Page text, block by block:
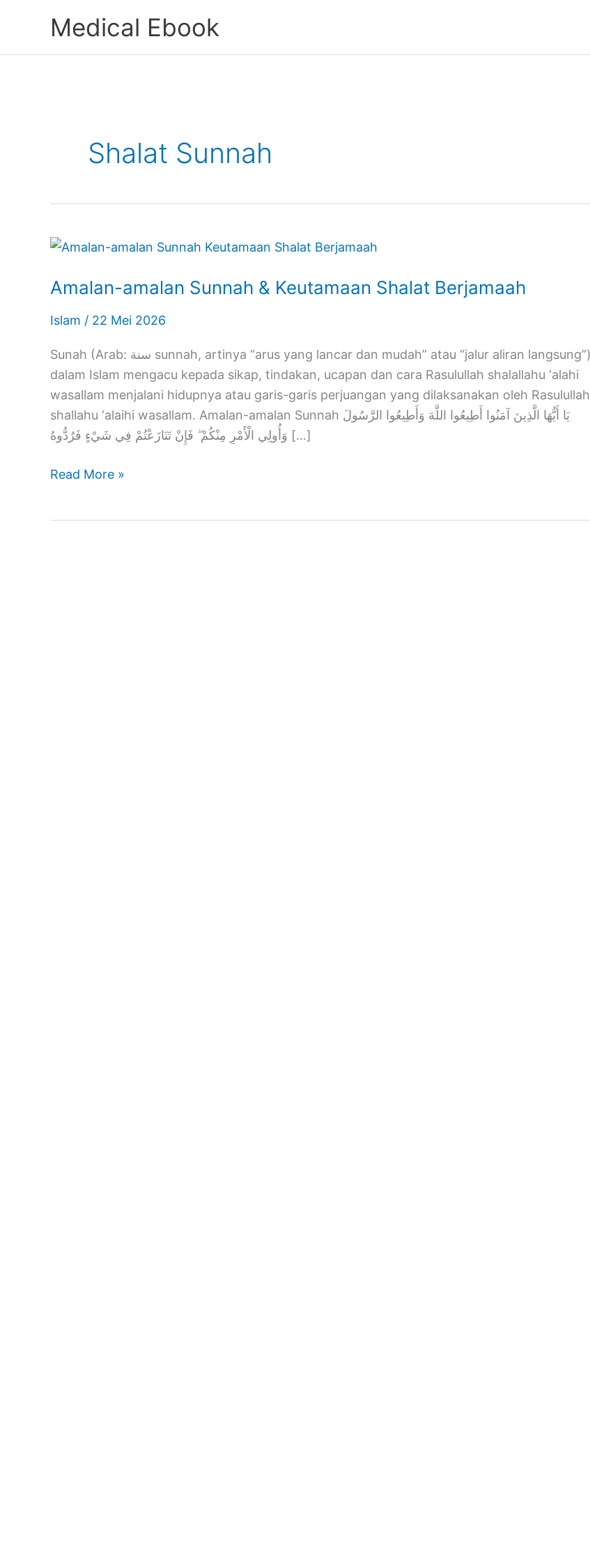
Medical Ebook
Shalat Sunnah
Amalan-amalan Sunnah & Keutamaan Shalat Berjamaah
Islam / 22 Mei 2026
Sunah (Arab: سنة sunnah, artinya “arus yang lancar dan mudah” atau “jalur aliran langsung”)
dalam Islam mengacu kepada sikap, tindakan, ucapan dan cara Rasulullah shalallahu ‘alahi
wasallam menjalani hidupnya atau garis-garis perjuangan yang dilaksanakan oleh Rasulullah
shallahu ‘alaihi wasallam. Amalan-amalan Sunnah يَا أَيُّهَا الَّذِينَ آمَنُوا أَطِيعُوا اللَّهَ وَأَطِيعُوا الرَّسُولَ
وَأُولِي الْأَمْرِ مِنْكُمْ ۖ فَإِنْ تَنَازَعْتُمْ فِي شَيْءٍ فَرُدُّوهُ […]
Amalan-
Sunnah
Keutamaan
Shalat
Read More »